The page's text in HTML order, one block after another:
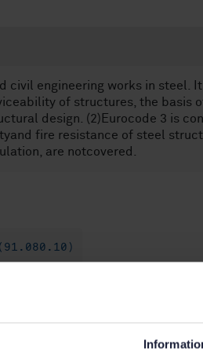
civil engineering works in steel.
of structures, the basis
design. (2)Eurocode 3 is
fire resistance of steel
are notcovered.